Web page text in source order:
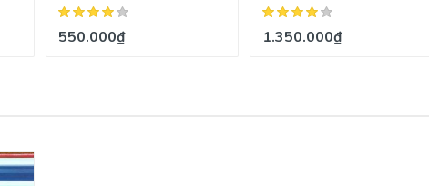
550.000₫ 1.350.000₫